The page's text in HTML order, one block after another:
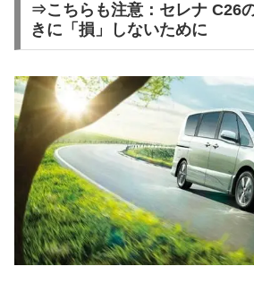
⇒こちらも注意：セレナ C26
きに「損」しないために